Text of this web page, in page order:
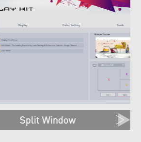
Split Window